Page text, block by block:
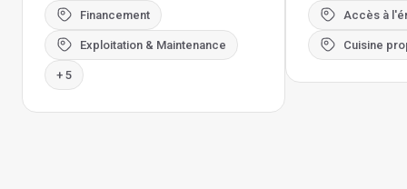
Financement
Exploitation & Maintenance
+ 5
Accès à
Cuisine